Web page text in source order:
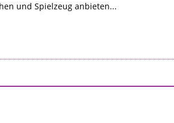
und Spielzeug anbieten...